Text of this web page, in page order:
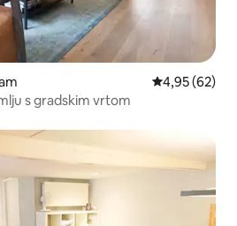
Prosječna
4,95 (62)
s gradskim vrtom